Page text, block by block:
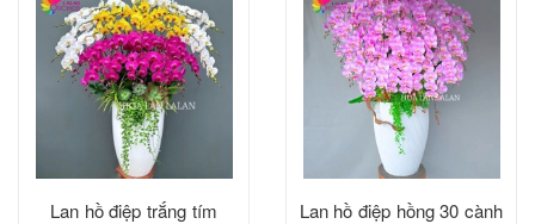
Lan hồ điệp trắng tím
Lan hồ điệp hồng 30 cành